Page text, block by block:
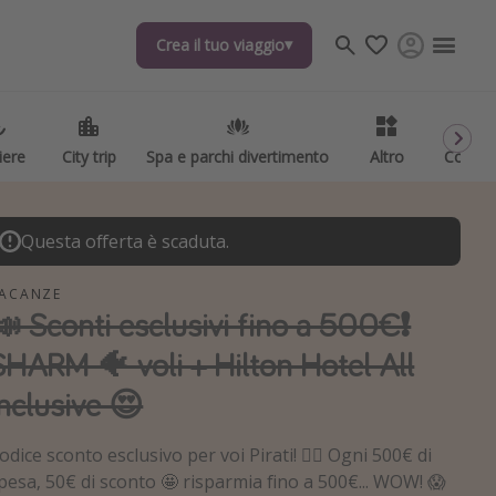
Crea il tuo viaggio
City trip Spa e parchi divertimento Altro Codici
Crea il tuo viaggio
City trip Spa e parchi divertimento Altro Codici
Questa offerta è scaduta.
Sconti esclusivi fino a 500€❗️
🐠 voli + Hilton Hotel All
😍
sconto esclusivo per voi Pirati! 🏴‍☠️ Ogni 500€ di
50€ di sconto 🤩 risparmia fino a 500€... WOW! 😱